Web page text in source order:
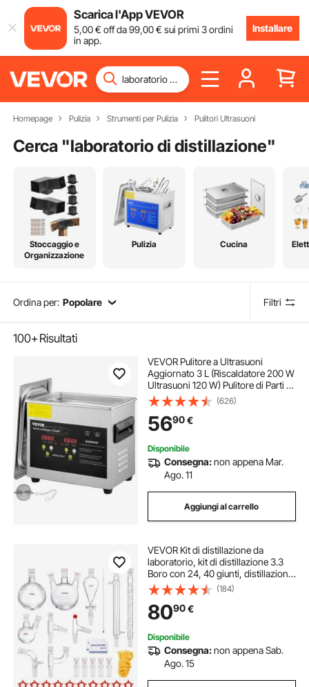
Scarica l'App VEVOR
5,00€ off da99,00€ sui primi 3 ordini
in app.
Installare
Homepage Pulizia Strumenti per Pulizia Pulitori Ultrasuoni
Cerca "laboratorio di distillazione"
Stoccaggio e
Organizzazione
Pulizia Cucina
Ordina per: Popolare Filtri
100+Risultati
VEVOR Pulitore a Ultrasuoni
Aggiornato 3 L (Riscaldatore 200 W
Ultrasuoni 120 W) Pulitore di Parti a
Ultrasuoni da Laboratorio Digitale
con Riscaldamento per Pulizia di
Parti di Occhiali Gioielli
(626)
5690€
Disponibile
Consegna:non appena Mar.
Ago. 11
Aggiungi al carrello
VEVOR Kit di distillazione da
laboratorio, kit di distillazione 3.3
Boro con 24, 40 giunti, distillazione
di oli essenziali da 1000 ml, set di
attrezzature per vetreria da 29 pezzi
(184)
8090€
Disponibile
Consegna:non appena Sab.
Ago. 15